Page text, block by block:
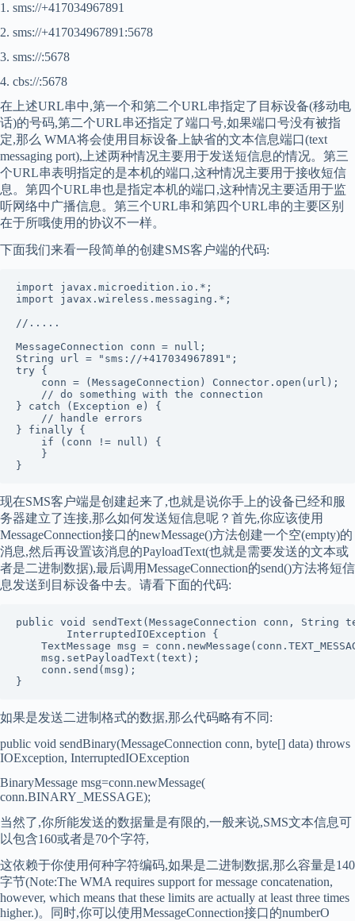
1. sms://+417034967891
2. sms://+417034967891:5678
3. sms://:5678
4. cbs://:5678
在上述URL串中,第一个和第二个URL串指定了目标设备(移动电
话)的号码,第二个URL串还指定了端口号,如果端口号没有被指
定,那么 WMA将会使用目标设备上缺省的文本信息端口(text
messaging port),上述两种情况主要用于发送短信息的情况。第三
个URL串表明指定的是本机的端口,这种情况主要用于接收短信
息。第四个URL串也是指定本机的端口,这种情况主要适用于监
听网络中广播信息。第三个URL串和第四个URL串的主要区别
在于所哦使用的协议不一样。
下面我们来看一段简单的创建SMS客户端的代码:
import javax.microedition.io.*;
import javax.wireless.messaging.*;
//.....
MessageConnection conn = null;
String url = "sms://+417034967891";
try {
    conn = (MessageConnection) Connector.open(url);
    // do something with the connection
} catch (Exception e) {
    // handle errors
} finally {
    if (conn != null) {
    }
现在SMS客户端是创建起来了,也就是说你手上的设备已经和服
务器建立了连接,那么如何发送短信息呢？首先,你应该使用
MessageConnection接口的newMessage()方法创建一个空(empty)的
消息,然后再设置该消息的PayloadText(也就是需要发送的文本或
者是二进制数据),最后调用MessageConnection的send()方法将短信
息发送到目标设备中去。请看下面的代码:
public void sendText(MessageConnection conn, String
        InterruptedIOException {
TextMessage msg =
    msg.setPayloadText(text);
    conn.send(msg);
如果是发送二进制格式的数据,那么代码略有不同:
public void sendBinary(MessageConnection conn, byte[] data) throws
IOException, InterruptedIOException
BinaryMessage msg=conn.newMessage(
conn.BINARY_MESSAGE);
当然了,你所能发送的数据量是有限的,一般来说,SMS文本信息可
以包含160或者是70个字符,
这依赖于你使用何种字符编码,如果是二进制数据,那么容量是140
字节(Note:The WMA requires support for message concatenation,
however, which means that these limits are actually at least three times
higher.)。同时,你可以使用MessageConnection接口的numberO